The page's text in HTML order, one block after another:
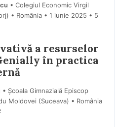
• Colegiul Economic Virgil
• România
1 iunie 2025 • 5
a resurselor
în practica
• Școala Gimnazială Episcop
Moldovei (Suceava) • România